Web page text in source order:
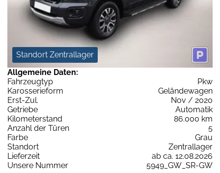
Standort Zentrallager
Allgemeine Daten:
Fahrzeugtyp
Pkw
Karosserieform
Geländewagen
Erst-Zul.
Nov / 2020
Getriebe
Automatik
Kilometerstand
86.000 km
Anzahl der Türen
5
Farbe
Grau
Standort
Zentrallager
Lieferzeit
ab ca. 12.08.2026
Unsere Nummer
5949_GW_SR-GW